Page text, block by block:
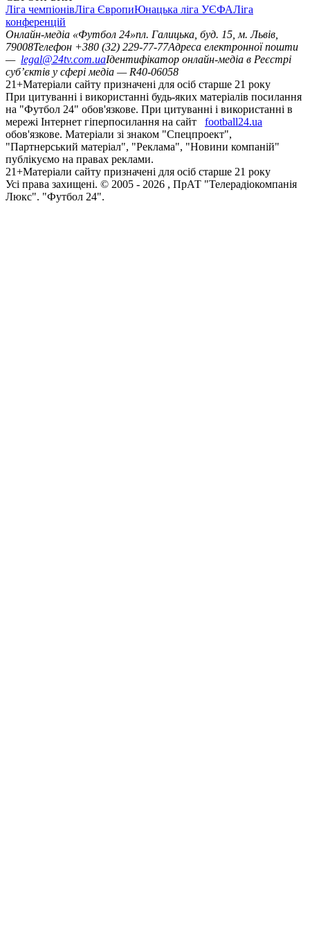
Ліга чемпіонівЛіга ЄвропиЮнацька ліга УЄФАЛіга
конференцій
Онлайн-медіа «Футбол 24»пл. Галицька, буд. 15, м. Львів,
79008Телефон +380 (32) 229-77-77Адреса електронної пошти
— legal@24tv.com.uaІдентифікатор онлайн-медіа в Реєстрі
суб’єктів у сфері медіа — R40-06058
21+Матеріали сайту призначені для осіб старше 21 року
При цитуванні і використанні будь-яких матеріалів посилання
на "Футбол 24" обов'язкове. При цитуванні і використанні в
мережі Інтернет гіперпосилання на сайт
football24.ua
обов'язкове. Матеріали зі знаком "Спецпроект",
"Партнерський матеріал", "Реклама", "Новини компаній"
публікуємо на правах реклами.
21+Матеріали сайту призначені для осіб старше 21 року
Усi права захищенi. © 2005 - 2026 , ПрАТ "Телерадіокомпанія
Люкс". "Футбол 24".